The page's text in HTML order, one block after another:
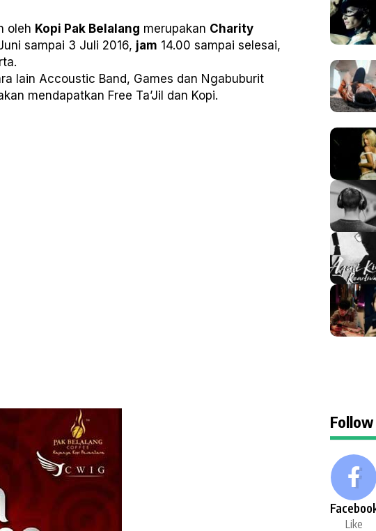
oleh Kopi Pak Belalang merupakan Charity
sampai 3 Juli 2016, jam 14.00 sampai selesai,
lain Accoustic Band, Games dan Ngabuburit
mendapatkan Free Ta’Jil dan Kopi.
Follow
Like